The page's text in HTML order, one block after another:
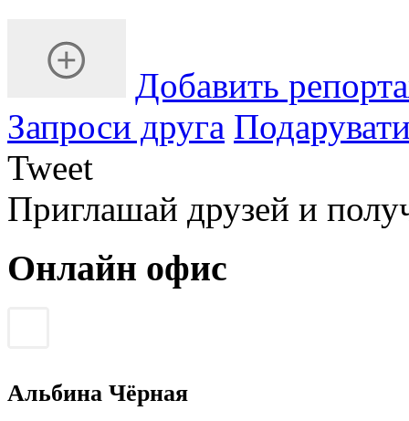
Добавить
Запроси друга
Tweet
Приглашай друзей и
Онлайн офис
Альбина Чёрная